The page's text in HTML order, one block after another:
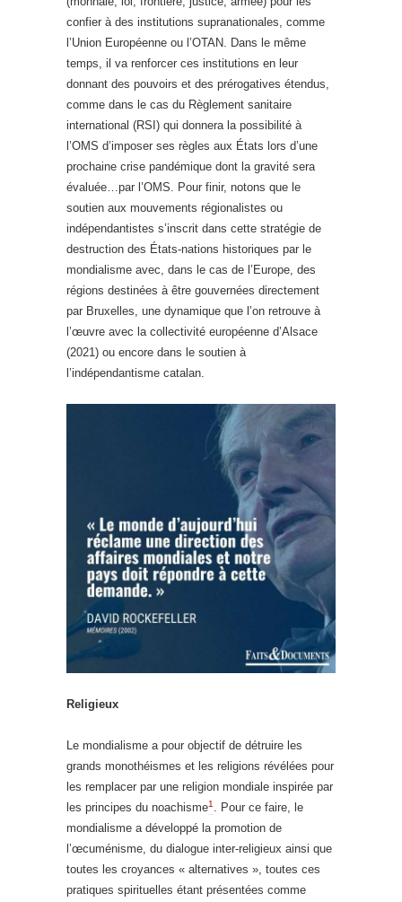
confier à des institutions supranationales, comme
l’Union Européenne ou l’OTAN. Dans le même
temps, il va renforcer ces institutions en leur
donnant des pouvoirs et des prérogatives étendus,
comme dans le cas du Règlement sanitaire
international (RSI) qui donnera la possibilité à
l’OMS d’imposer ses règles aux États lors d’une
prochaine crise pandémique dont la gravité sera
évaluée…par l’OMS. Pour finir, notons que le
soutien aux mouvements régionalistes ou
indépendantistes s’inscrit dans cette stratégie de
destruction des États-nations historiques par le
mondialisme avec, dans le cas de l’Europe, des
régions destinées à être gouvernées directement
par Bruxelles, une dynamique que l’on retrouve à
l’œuvre avec la collectivité européenne d’Alsace
(2021) ou encore dans le soutien à
l’indépendantisme catalan.
Religieux
Le mondialisme a pour objectif de détruire les
grands monothéismes et les religions révélées pour
les remplacer par une religion mondiale inspirée par
les principes du noachisme1
. Pour ce faire, le
mondialisme a développé la promotion de
l’œcuménisme, du dialogue inter-religieux ainsi que
toutes les croyances « alternatives », toutes ces
pratiques spirituelles étant présentées comme